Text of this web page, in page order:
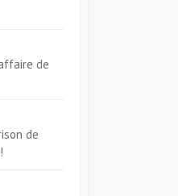
de
de